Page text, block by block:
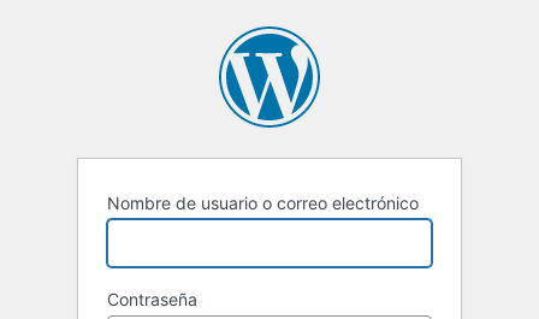
Nombre de usuario o correo electrónico
Contraseña